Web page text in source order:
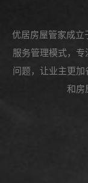
优居房屋管家成立
服务管理模式，
问题，让业主更
和房